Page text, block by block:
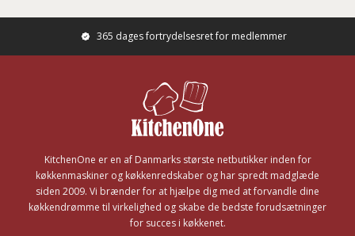
365 dages fortrydelsesret for medlemmer
KitchenOne er en af Danmarks største netbutikker inden for
køkkenmaskiner og køkkenredskaber og har spredt madglæde
siden 2009. Vi brænder for at hjælpe dig med at forvandle dine
køkkendrømme til virkelighed og skabe de bedste forudsætninger
for succes i køkkenet.